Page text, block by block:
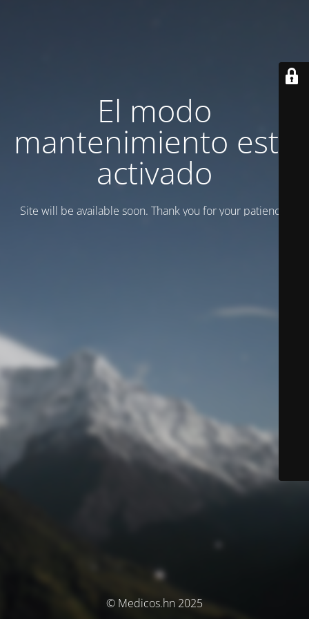
El modo
mantenimiento está
activado
Site will be available soon. Thank you for your patience!
© Medicos.hn 2025